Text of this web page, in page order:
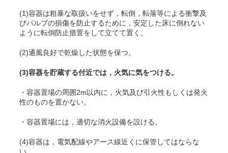
(1)容器は粗暴な取扱いをせず，転倒，転落等による衝撃及
びバルブの損傷を防止するために，安定した床に倒れない
ように転倒防止措置をして立てて置く。
(2)通風良好で乾燥した状態を保つ。
(3)容器を貯蔵する付近では，火気に気をつける。
・容器置場の周囲2m以内に，火気及び引火性もしくは発火
性のものを置かない。
・容器置場には，適切な消火設備を設ける。
(4)容器は，電気配線やアース線近くに保管してはならな